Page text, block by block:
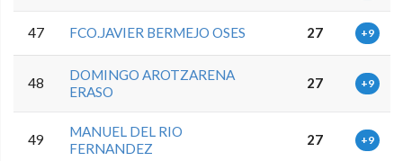
47 FCO.JAVIER BERMEJO OSES 27 +9
48
DOMINGO AROTZARENA
ERASO
27 +9
49
MANUEL DEL RIO
FERNANDEZ
27 +9